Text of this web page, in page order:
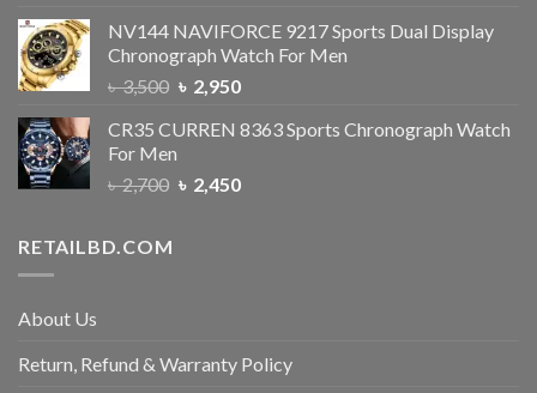
NV144 NAVIFORCE 9217 Sports Dual Display
Chronograph Watch For Men
৳3,500 ৳ 2,950
CR35 CURREN 8363 Sports Chronograph Watch
For Men
৳2,700 ৳ 2,450
RETAILBD.COM
About Us
Return, Refund & Warranty Policy